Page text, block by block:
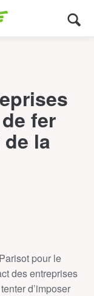
fer
la
pour le
des entreprises
d’imposer